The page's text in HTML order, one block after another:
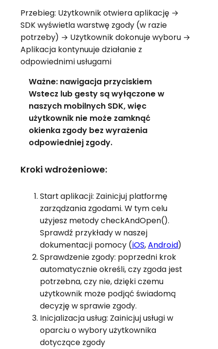
Przebieg: Użytkownik otwiera aplikację →
SDK wyświetla warstwę zgody (w razie
potrzeby) → Użytkownik dokonuje wyboru →
Aplikacja kontynuuje działanie z
odpowiednimi usługami
Ważne: nawigacja przyciskiem
Wstecz lub gesty są wyłączone w
naszych mobilnych SDK, więc
użytkownik nie może zamknąć
okienka zgody bez wyrażenia
odpowiedniej zgody.
Kroki wdrożeniowe:
Start aplikacji: Zainicjuj platformę
zarządzania zgodami. W tym celu
użyjesz metody checkAndOpen().
Sprawdź przykłady w naszej
dokumentacji pomocy (iOS,Android)
Sprawdzenie zgody: poprzedni krok
automatycznie określi, czy zgoda jest
potrzebna, czy nie, dzięki czemu
użytkownik może podjąć świadomą
decyzję w sprawie zgody.
Inicjalizacja usług: Zainicjuj usługi w
oparciu o wybory użytkownika
dotyczące zgody